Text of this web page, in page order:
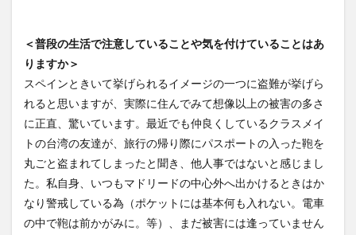
＜普段の生活で注意していることや気を付けていることはあ
りますか＞
スペインときいて挙げられるイメージの一つに盗難が挙げら
れると思いますが、実際に住んでみて想像以上の被害の多さ
に正直、驚いています。最近でも仲良くしているクラスメイ
トの台湾の友達が、旅行の帰り際にパスポートの入った鞄を
丸ごと盗まれてしまったと聞き、他人事ではないと感じまし
た。私自身、いつもマドリードの中心外へ出かけるときはか
なり警戒している為（ポケットには基本何も入れない。電車
の中で鞄は前かがみに。等）、まだ被害には逢っていません